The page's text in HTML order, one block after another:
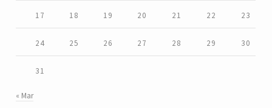
17 18 19 20 21 22 23
24 25 26 27 28 29 30
31
« Mar